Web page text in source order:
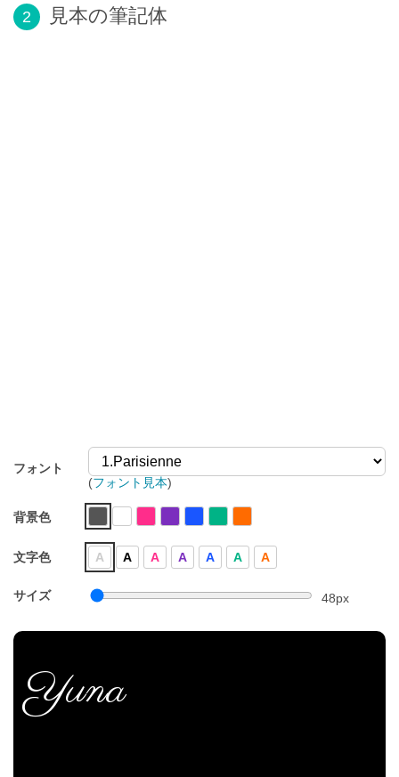
2 見本の筆記体
フォント
(フォント見本)
背景色
文字色 A A A A A A A
サイズ 48px